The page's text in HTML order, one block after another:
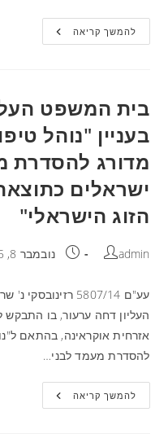
להמשך קריאה
בית המשפט
בעניין "נוהל
מדורג להסדרת
ישראלים
הזוג הישראלי"
admin נובמבר 8, 2015
העליון דחה ערעור, בו
אזרחית אוקראינה, בהתאם
להסדרת מעמד לבני…
להמשך קריאה